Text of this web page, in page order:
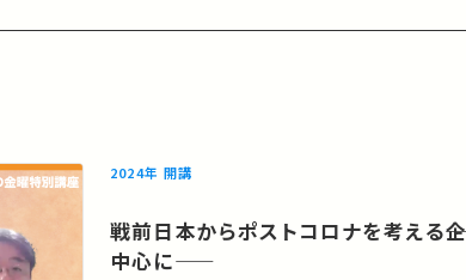
2024年 開講
戦前日本からポストコロナを考える――
中心に――